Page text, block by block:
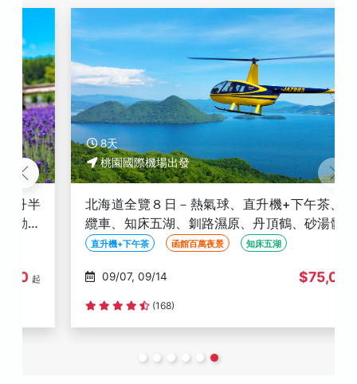
8天
桃園國際機場出發
北海道全覽８日－熱氣球、直升機+下午茶、黑岳
纜車、知床五湖、釧路濕原、丹頂鶴、砂湯體驗、
星空夜景、洞爺花火、螃蟹懷石料理
直升機+下午茶 函館百萬夜景 知床五湖
09/07, 09/14 $75,000 起
(168)